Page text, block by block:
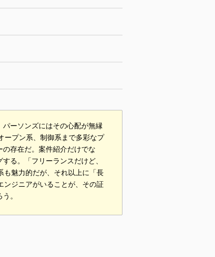
ーソンズにはその心配が無縁
ープン系、制御系まで多彩なプ
存在だ。案件紹介だけでな
る。「フリーランスだけど、
も魅力的だが、それ以上に「長
ンジニアがいることが、その証
。